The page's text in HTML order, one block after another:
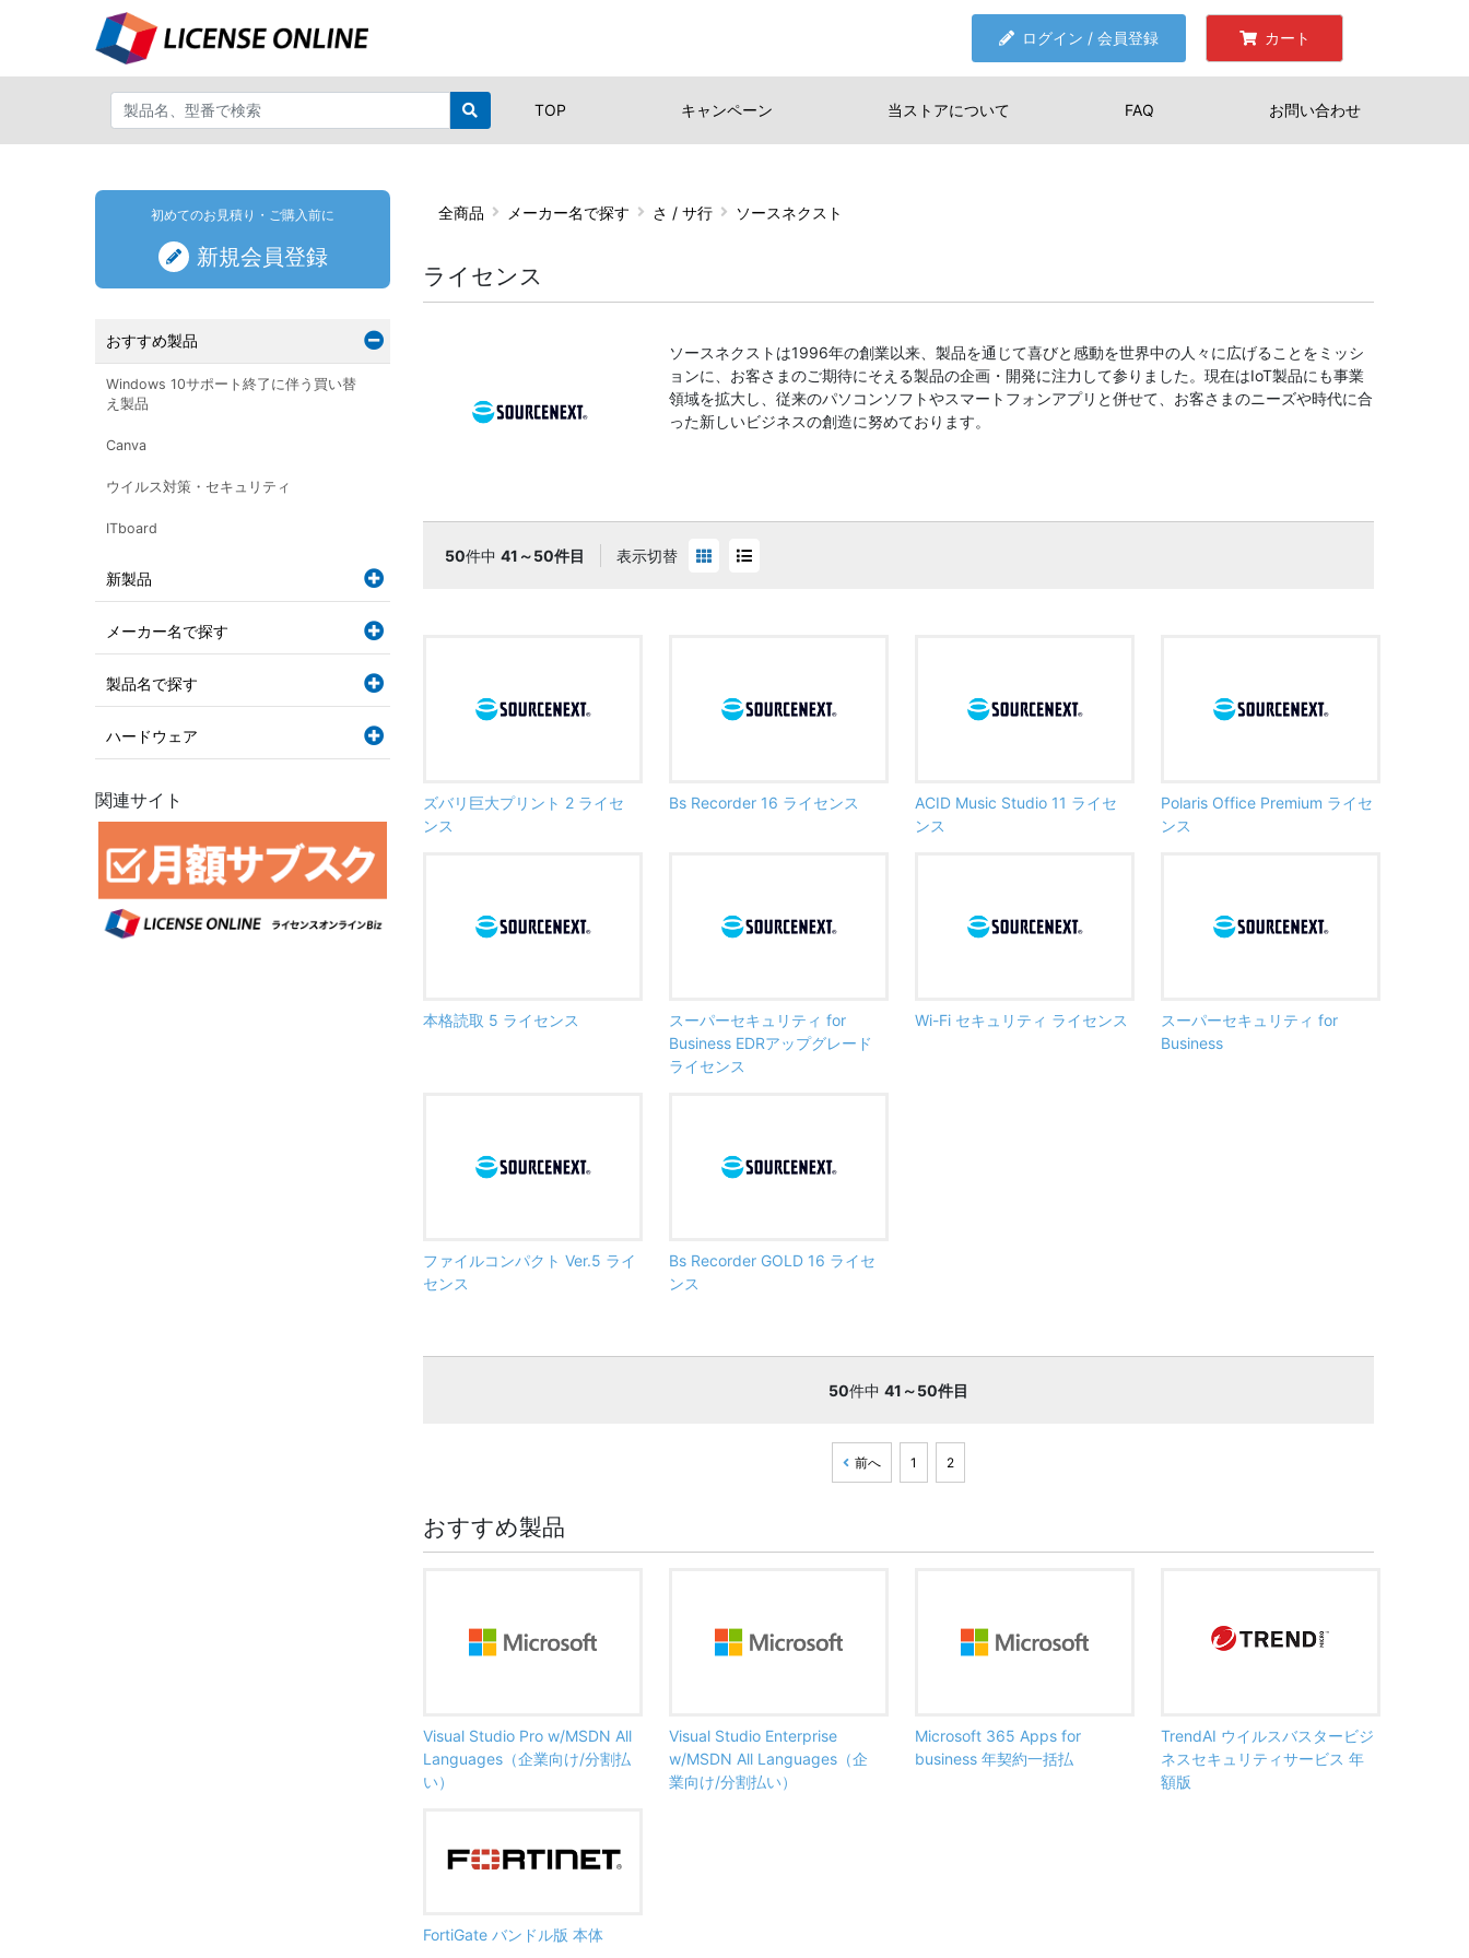
ログイン / 会員登録 カート
TOP キャンペーン 当ストアについて FAQ お問い合わせ
全商品 メーカー名で探す さ / サ行 ソースネクスト
ライセンス
ソースネクストは1996年の創業以来、製品を通じて喜びと感動を世界中の人々に広げることをミッシ
ョンに、お客さまのご期待にそえる製品の企画・開発に注力して参りました。現在はIoT製品にも事業
領域を拡大し、従来のパソコンソフトやスマートフォンアプリと併せて、お客さまのニーズや時代に合
った新しいビジネスの創造に努めております。
50件中 41～50件目 表示切替
ズバリ巨大プリント 2 ライセ
ンス
Bs Recorder 16 ライセンス
ACID Music Studio 11 ライセ
ンス
Polaris Office Premium ライセ
ンス
本格読取 5 ライセンス
スーパーセキュリティ for
Business EDRアップグレード
ライセンス
Wi-Fi セキュリティ ライセンス
スーパーセキュリティ for
Business
ファイルコンパクト Ver.5 ライ
センス
Bs Recorder GOLD 16 ライセ
ンス
50件中 41～50件目
前へ 1 2
おすすめ製品
Visual Studio Pro w/MSDN All
Languages（企業向け/分割払
い）
Visual Studio Enterprise
w/MSDN All Languages（企
業向け/分割払い）
Microsoft 365 Apps for
business 年契約一括払
TrendAI ウイルスバスタービジ
ネスセキュリティサービス 年
額版
FortiGate バンドル版 本体
初めてのお見積り・ご購入前に
新規会員登録
おすすめ製品
Windows 10サポート終了に伴う買い替
え製品
Canva
ウイルス対策・セキュリティ
ITboard
新製品
メーカー名で探す
製品名で探す
ハードウェア
関連サイト